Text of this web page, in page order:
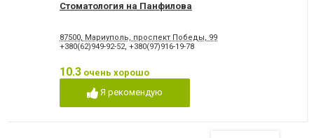
Стоматология на Панфилова
87500, Мариуполь, проспект Победы, 99
+380(62)949-92-52, +380(97)916-19-78
10.3 очень хорошо
Я рекомендую